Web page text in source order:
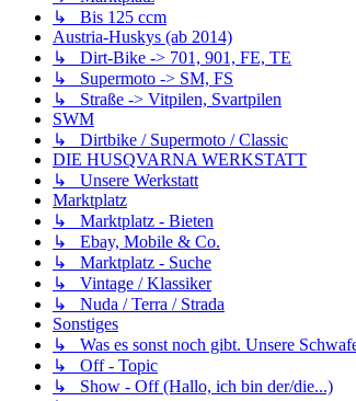
↳ Bis 125 ccm
Austria-Huskys (ab 2014)
↳ Dirt-Bike -> 701, 901, FE, TE
↳ Supermoto -> SM, FS
↳ Straße -> Vitpilen, Svartpilen
SWM
↳ Dirtbike / Supermoto / Classic
DIE HUSQVARNA WERKSTATT
↳ Unsere Werkstatt
Marktplatz
↳ Marktplatz - Bieten
↳ Ebay, Mobile & Co.
↳ Marktplatz - Suche
↳ Vintage / Klassiker
↳ Nuda / Terra / Strada
Sonstiges
↳ Was es sonst noch gibt. Unsere
↳ Off - Topic
↳ Show - Off (Hallo, ich bin der/die...)